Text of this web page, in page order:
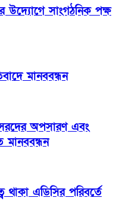
উদ্যোগে সাংগঠনিক পক্ষ
মানববন্ধন
অপসারণ এবং
মানববন্ধন
থাকা এডিসির পরিবর্তে